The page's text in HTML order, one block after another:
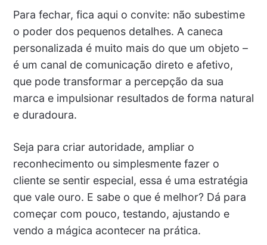
Para fechar, fica aqui o convite: não subestime
o poder dos pequenos detalhes. A caneca
personalizada é muito mais do que um objeto –
é um canal de comunicação direto e afetivo,
que pode transformar a percepção da sua
marca e impulsionar resultados de forma natural
e duradoura.
Seja para criar autoridade, ampliar o
reconhecimento ou simplesmente fazer o
cliente se sentir especial, essa é uma estratégia
que vale ouro. E sabe o que é melhor? Dá para
começar com pouco, testando, ajustando e
vendo a mágica acontecer na prática.